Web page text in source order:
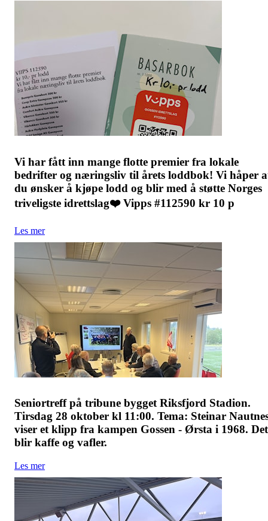
Vi har fått inn mange flotte premier fra lokale
bedrifter og næringsliv til årets loddbok! Vi håper
du ønsker å kjøpe lodd og blir med å støtte Norges
triveligste idrettslag❤️ Vipps #112590 kr 10 p
Les mer
Seniortreff på tribune bygget Riksfjord Stadion.
Tirsdag 28 oktober kl 11:00. Tema: Steinar
viser et klipp fra kampen Gossen - Ørsta i 1968. Det
blir kaffe og vafler.
Les mer